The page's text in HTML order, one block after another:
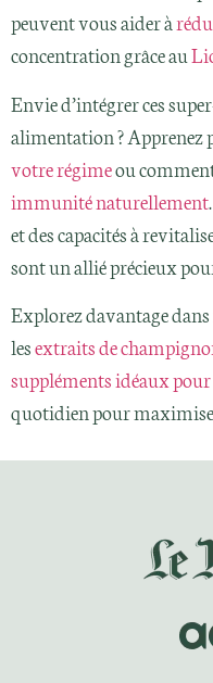
peuvent vous aider à
concentration grâce au
Envie d’intégrer ces
alimentation ? Apprenez
votre régimeou
immunité naturellement
et des capacités à
sont un allié précieux
Explorez davantage
lesextraits de
suppléments idéaux
quotidien pour